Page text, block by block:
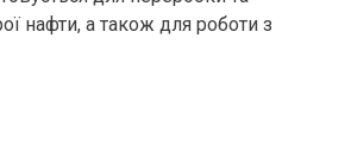
нафти, а також для роботи з